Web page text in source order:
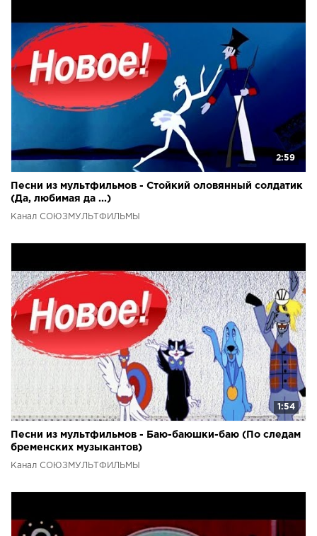
2:59
Песни из мультфильмов - Стойкий оловянный солдатик
(Да, любимая да ...)
Канал СОЮЗМУЛЬТФИЛЬМЫ
1:54
Песни из мультфильмов - Баю-баюшки-баю (По следам
бременских музыкантов)
Канал СОЮЗМУЛЬТФИЛЬМЫ